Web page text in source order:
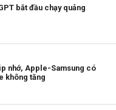
bắt đầu chạy quảng
nhớ, Apple-Samsung có
không tăng